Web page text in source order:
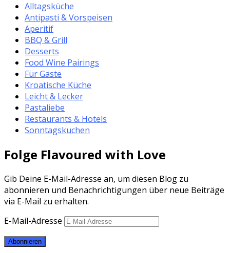
Alltagsküche
Antipasti & Vorspeisen
Aperitif
BBQ & Grill
Desserts
Food Wine Pairings
Für Gäste
Kroatische Küche
Leicht & Lecker
Pastaliebe
Restaurants & Hotels
Sonntagskuchen
Folge Flavoured with Love
Gib Deine E-Mail-Adresse an, um diesen Blog zu
abonnieren und Benachrichtigungen über neue Beiträge
via E-Mail zu erhalten.
E-Mail-Adresse
Abonnieren